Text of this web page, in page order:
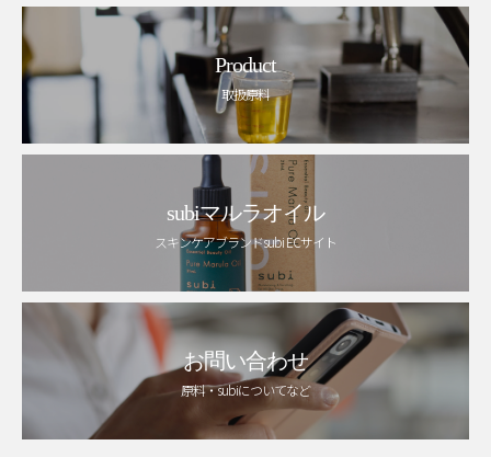
Product
取扱原料
subiマルラオイル
スキンケアブランドsubi ECサイト
お問い合わせ
原料・subiについてなど